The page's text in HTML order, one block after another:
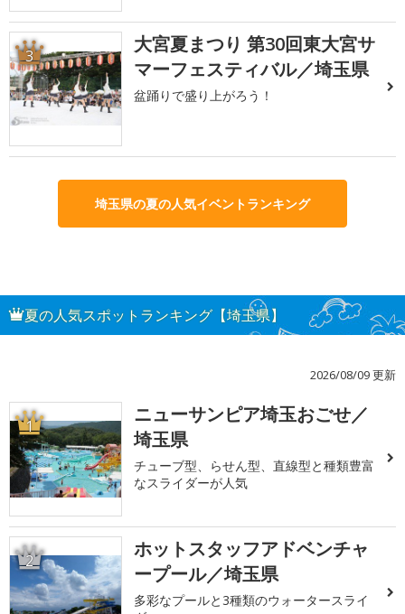
3
大宮夏まつり 第30回東大宮サ
マーフェスティバル／埼玉県
盆踊りで盛り上がろう！
埼玉県の夏の人気イベントランキング
夏の人気スポットランキング【埼玉県】
2026/08/09 更新
1
ニューサンピア埼玉おごせ／
埼玉県
チューブ型、らせん型、直線型と種類豊富
なスライダーが人気
2
ホットスタッフアドベンチャ
ープール／埼玉県
多彩なプールと3種類のウォータースライ